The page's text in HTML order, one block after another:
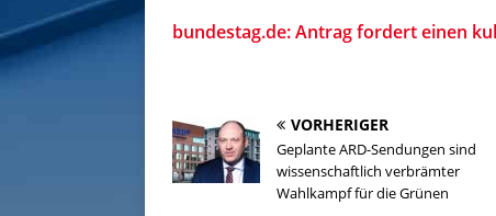
bundestag.de: Antrag fordert einen
VORHERIGER
Geplante ARD-Sendungen sind
wissenschaftlich verbrämter
Wahlkampf für die Grünen